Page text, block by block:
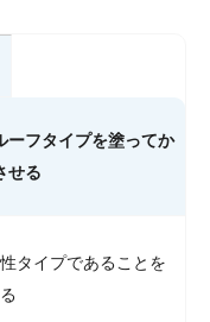
ーフタイプを塗ってか
せる
タイプであることを